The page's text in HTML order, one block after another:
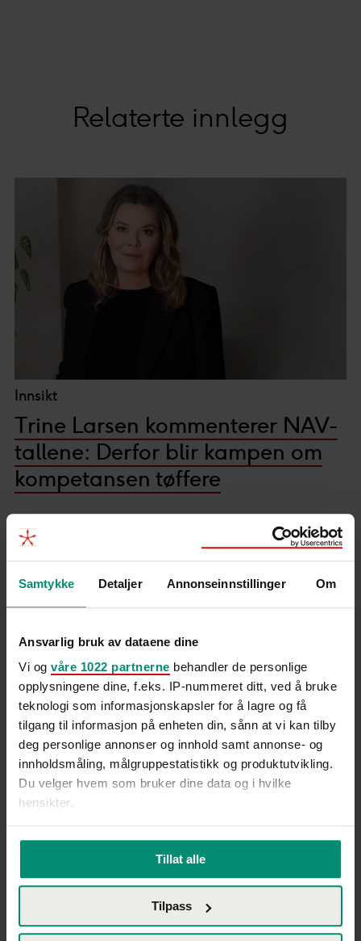
Samtykke Detaljer Annonseinnstillinger Om
Ansvarlig bruk av dataene dine
Vi og våre 1022 partnerne behandler de personlige
opplysningene dine, f.eks. IP-nummeret ditt, ved å bruke
teknologi som informasjonskapsler for å lagre og få
tilgang til informasjon på enheten din, sånn at vi kan tilby
deg personlige annonser og innhold samt annonse- og
innholdsmåling, målgruppestatistikk og produktutvikling.
Du velger hvem som bruker dine data og i hvilke
hensikter.
Hvis du gir oss lov, vil vi også gjerne:
Innhente informasjon om den geografiske
beliggenheten din, som kan være nøyaktig innenfor
Identifisere enheten din ved å aktivt skanne den
Tillat alle
Tilpass
Relaterte innlegg
Innsikt
Trine Larsen kommenterer NAV-
tallene: Derfor blir kampen om
kompetansen tøffere